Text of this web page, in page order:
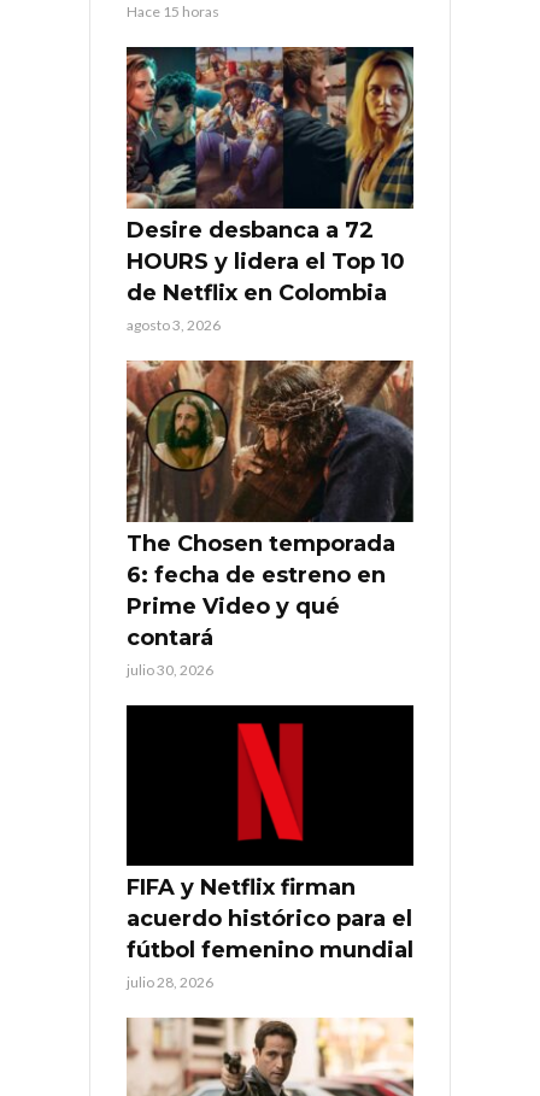
Hace 15 horas
Desire desbanca a 72
HOURS y lidera el Top 10
de Netflix en Colombia
agosto 3, 2026
The Chosen temporada
6: fecha de estreno en
Prime Video y qué
contará
julio 30, 2026
FIFA y Netflix firman
acuerdo histórico para el
fútbol femenino mundial
julio 28, 2026